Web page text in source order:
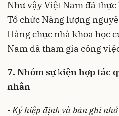
Như vậy Việt Nam đã
Tổ chức Năng lượng
Hàng chục nhà khoa học
Nam đã tham gia công
7. Nhóm sự kiện hợp tác
nhân
- Ký hiệp định và bản ghi